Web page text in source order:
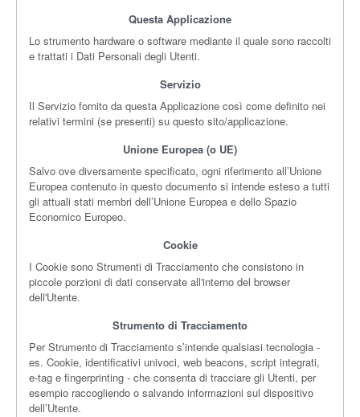
Questa Applicazione
Lo strumento hardware o software mediante il quale sono raccolti
e trattati i Dati Personali degli Utenti.
Servizio
Il Servizio fornito da questa Applicazione così come definito nei
relativi termini (se presenti) su questo sito/applicazione.
Unione Europea (o UE)
Salvo ove diversamente specificato, ogni riferimento all’Unione
Europea contenuto in questo documento si intende esteso a tutti
gli attuali stati membri dell’Unione Europea e dello Spazio
Economico Europeo.
Cookie
I Cookie sono Strumenti di Tracciamento che consistono in
piccole porzioni di dati conservate all'interno del browser
dell'Utente.
Strumento di Tracciamento
Per Strumento di Tracciamento s’intende qualsiasi tecnologia -
es. Cookie, identificativi univoci, web beacons, script integrati,
e-tag e fingerprinting - che consenta di tracciare gli Utenti, per
esempio raccogliendo o salvando informazioni sul dispositivo
dell’Utente.